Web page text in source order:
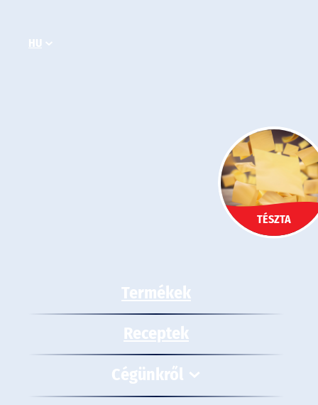
tartalomhoz
HU
TÉSZTA
Termékek
Receptek
Cégünkről